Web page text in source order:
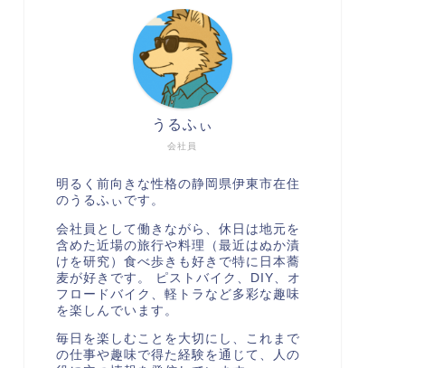
会社員
うるふぃ
明るく前向きな性格の静岡県伊東市在住
のうるふぃです。
会社員として働きながら、休日は地元を
含めた近場の旅行や料理（最近はぬか漬
けを研究）食べ歩きも好きで特に日本蕎
麦が好きです。 ピストバイク、DIY、オ
フロードバイク、軽トラなど多彩な趣味
を楽しんでいます。
毎日を楽しむことを大切にし、これまで
の仕事や趣味で得た経験を通じて、人の